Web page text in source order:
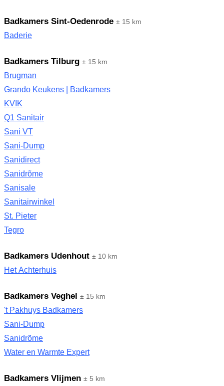
Badkamers Sint-Oedenrode ± 15 km
Baderie
Badkamers Tilburg ± 15 km
Brugman
Grando Keukens | Badkamers
KVIK
Q1 Sanitair
Sani VT
Sani-Dump
Sanidirect
Sanidrõme
Sanisale
Sanitairwinkel
St. Pieter
Tegro
Badkamers Udenhout ± 10 km
Het Achterhuis
Badkamers Veghel ± 15 km
't Pakhuys Badkamers
Sani-Dump
Sanidrõme
Water en Warmte Expert
Badkamers Vlijmen ± 5 km